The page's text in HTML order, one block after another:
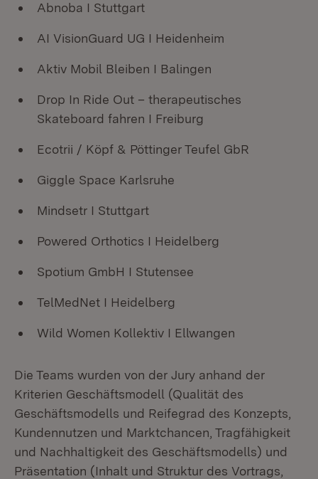
Abnoba I Stuttgart
AI VisionGuard UG I Heidenheim
Aktiv Mobil Bleiben I Balingen
Drop In Ride Out – therapeutisches
Skateboard fahren I Freiburg
Ecotrii / Köpf & Pöttinger Teufel GbR
Giggle Space Karlsruhe
Mindsetr I Stuttgart
Powered Orthotics I Heidelberg
Spotium GmbH I Stutensee
TelMedNet I Heidelberg
Wild Women Kollektiv I Ellwangen
Die Teams wurden von der Jury anhand der
Kriterien Geschäftsmodell (Qualität des
Geschäftsmodells und Reifegrad des Konzepts,
Kundennutzen und Marktchancen, Tragfähigkeit
und Nachhaltigkeit des Geschäftsmodells) und
Präsentation (Inhalt und Struktur des Vortrags,